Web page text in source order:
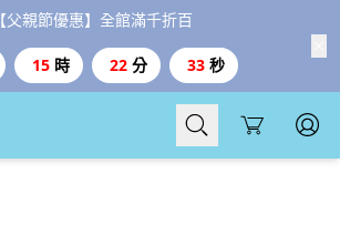
【父親節優惠】全館滿千折百
15 時 22 分 32 秒
Cart